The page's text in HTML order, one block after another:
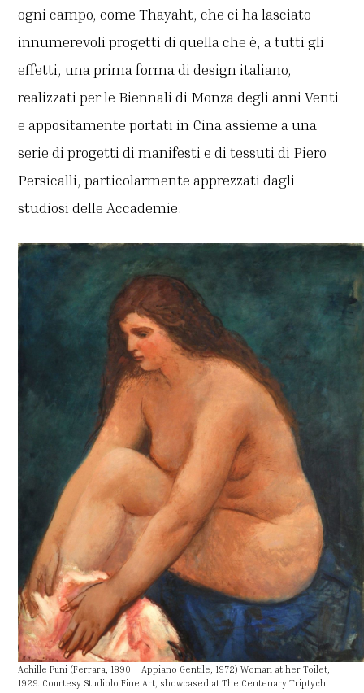
ogni campo, come Thayaht, che ci ha lasciato
innumerevoli progetti di quella che è, a tutti gli
effetti, una prima forma di design italiano,
realizzati per le Biennali di Monza degli anni Venti
e appositamente portati in Cina assieme a una
serie di progetti di manifesti e di tessuti di Piero
Persicalli, particolarmente apprezzati dagli
studiosi delle Accademie.
Achille Funi (Ferrara, 1890 – Appiano Gentile, 1972) Woman at her Toilet,
1929. Courtesy Studiolo Fine Art, showcased at The Centenary Triptych: